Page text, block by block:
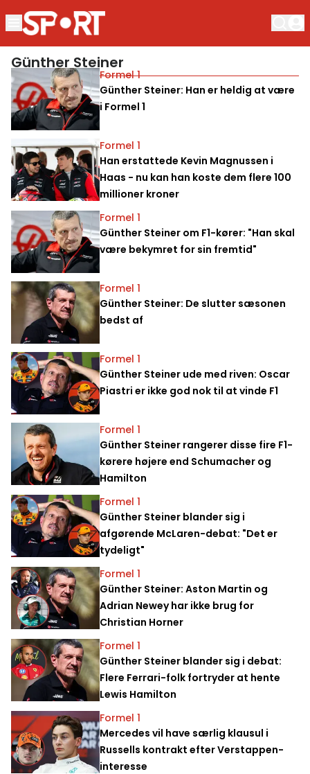
Günther Steiner
Formel 1
Günther Steiner: Han er heldig at være
i Formel 1
Formel 1
Han erstattede Kevin Magnussen i
Haas - nu kan han koste dem flere 100
millioner kroner
Formel 1
Günther Steiner om F1-kører: "Han skal
være bekymret for sin fremtid"
Formel 1
Günther Steiner: De slutter sæsonen
bedst af
Formel 1
Günther Steiner ude med riven: Oscar
Piastri er ikke god nok til at vinde F1
Formel 1
Günther Steiner rangerer disse fire F1-
kørere højere end Schumacher og
Hamilton
Formel 1
Günther Steiner blander sig i
afgørende McLaren-debat: "Det er
tydeligt"
Formel 1
Günther Steiner: Aston Martin og
Adrian Newey har ikke brug for
Christian Horner
Formel 1
Günther Steiner blander sig i debat:
Flere Ferrari-folk fortryder at hente
Lewis Hamilton
Formel 1
Mercedes vil have særlig klausul i
Russells kontrakt efter Verstappen-
interesse